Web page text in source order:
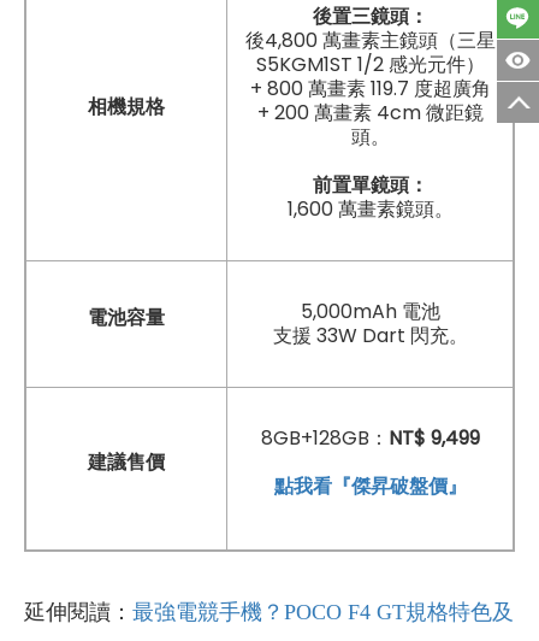
相機規格
後置三鏡頭：
後4,800 萬畫素主鏡頭（三星
S5KGM1ST 1/2 感光元件）
+ 800 萬畫素 119.7 度超廣角
+ 200 萬畫素 4cm 微距鏡
頭。
前置單鏡頭：
1,600 萬畫素鏡頭。
電池容量
5,000mAh 電池
支援 33W Dart 閃充。
建議售價
8GB+128GB： NT$ 9,499
點我看『傑昇破盤價』
延伸閱讀： 最強電競手機？POCO F4 GT規格特色及